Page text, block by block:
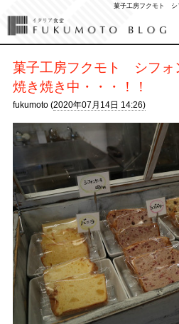
菓子工房フクモト シ
菓子工房フクモト シフォ
焼き焼き中・・・！！
fukumoto (2020年07月14日 14:26)